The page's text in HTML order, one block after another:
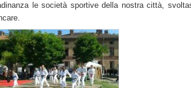
le società sportive della nostra città,